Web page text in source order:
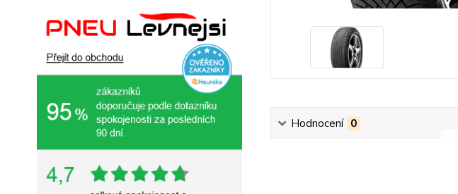
Hodnocení 0